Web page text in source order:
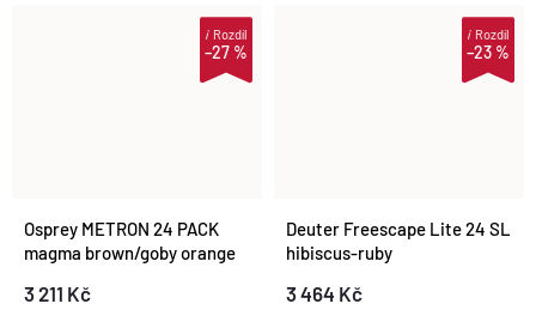
–27 %
iRozdíl
Osprey METRON 24 PACK
magma brown/goby orange
3 211 Kč
–23 %
iRozdíl
Deuter Freescape Lite 24 SL
hibiscus-ruby
3 464 Kč